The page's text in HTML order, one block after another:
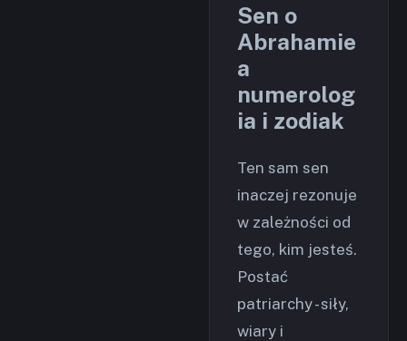
Sen o
Abrahamie
a
numerolog
ia i zodiak
Ten sam sen
inaczej rezonuje
w zależności od
tego, kim jesteś.
Postać
patriarchy - siły,
wiary i